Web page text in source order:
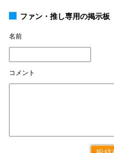
ファン・推し専用の掲示板
名前
コメント